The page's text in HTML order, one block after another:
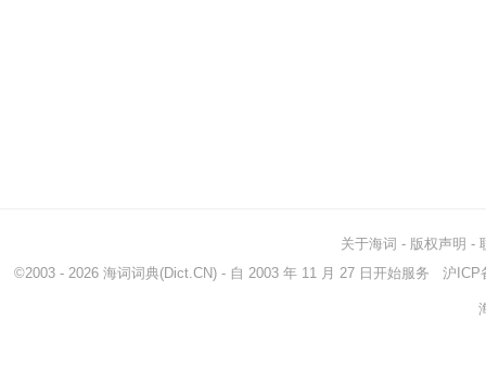
关于海词 - 版权声明 -
©2003 - 2026 海词词典(Dict.CN) - 自 2003 年 11 月 27 日开始服务 沪ICP